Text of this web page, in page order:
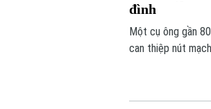
đình
Một cụ ông gần
can thiệp nút